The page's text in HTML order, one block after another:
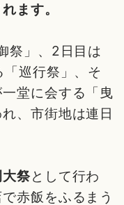
ます。
祭」、2日目は
巡行祭」、そ
堂に会する「曳
、市街地は連日
大祭として行わ
赤飯をふるまう